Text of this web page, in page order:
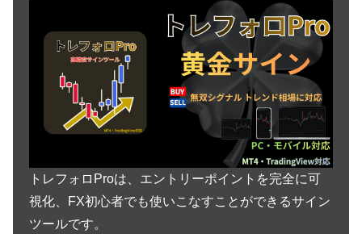
トレフォロProは、エントリーポイントを完全に可
視化、FX初心者でも使いこなすことができるサイン
ツールです。